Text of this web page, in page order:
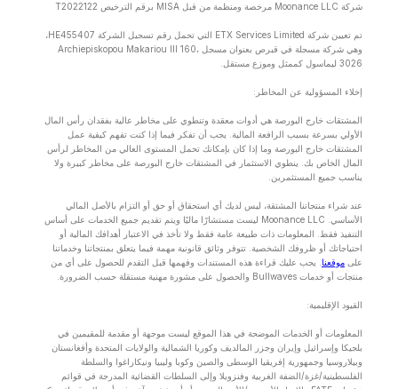
شركة Moonance LLC مرخصة ومنظمة من قبل MISA برقم الترخيص T2022122
تم تعيين شركة ETX Services Limited التي تحمل رقم تسجيل الشركة HE455407،
وهي شركة مسجلة في قبرص بعنوان مسجل Archiepiskopou Makariou lll 160،
3026 ليماسول كممثل وموزع مستقل.
إخلاء المسؤولية عن المخاطر:
المشتقات خارج البورصة هي أدوات معقدة وتنطوي على مخاطر عالية بفقدان رأس المال
الأولي بسرعة بسبب الرافعة المالية. يجب أن تفكر فيما إذا كنت تفهم كيفية عمل
المشتقات خارج البورصة وما إذا كان بإمكانك تحمل المستوى العالي من المخاطر لرأس
المال الخاص بك. ينطوي الاستثمار في المشتقات خارج البورصة على مخاطر كبيرة ولا
يناسب جميع المستثمرين.
عند شراء منتجاتنا المشتقة، ليس لديك أي استحقاق أو حق أو التزام بالأصل المالي
الأساسي. Moonance LLC ليست مستشارًا ماليًا ويتم تقديم جميع الخدمات على أساس
التنفيذ فقط. المعلومات ذات طبيعة عامة فقط ولا تأخذ في الاعتبار أهدافك المالية أو
احتياجاتك أو ظروفك الشخصية. تتوفر وثائق قانونية مهمة فيما يتعلق بمنتجاتنا وخدماتنا
على موقعنا . يجب عليك قراءة هذه المستندات وفهمها قبل التقدم للحصول على أي من
منتجات أو خدمات Bullwaves والحصول على مشورة مهنية مستقلة حسب الضرورة.
القيود الإقليمية:
المعلومات أو الخدمات الموضحة في هذا الموقع ليست موجهة أو مقدمة للمقيمين في
بلجيكا وإسرائيل وإيران وجزر المالديف وكوريا الشمالية والولايات المتحدة وأفغانستان
وبيلاروسيا وجمهورية إفريقيا الوسطى والصين وكوبا وليبيا ونيكاراغوا والسلطة
الفلسطينية/غزة/الضفة الغربية وفنزويلا وإلى السلطات القضائية المدرجة في قوائم